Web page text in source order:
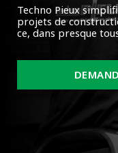
Techno Pieux
projets de
ce, dans presque